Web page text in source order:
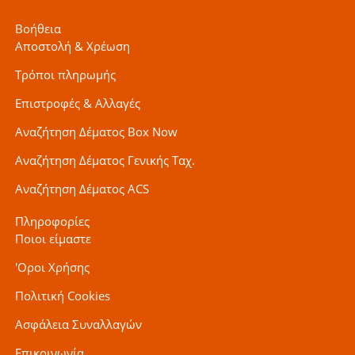
Βοήθεια
Αποστολή & Χρέωση
Τρόποι πληρωμής
Επιστροφές & Αλλαγές
Αναζήτηση Δέματος Box Now
Αναζήτηση Δέματος Γενικής Ταχ.
Αναζήτηση Δέματος ACS
Πληροφορίες
Ποιοι είμαστε
'Οροι Χρήσης
Πολιτική Cookies
Ασφάλεια Συναλλαγών